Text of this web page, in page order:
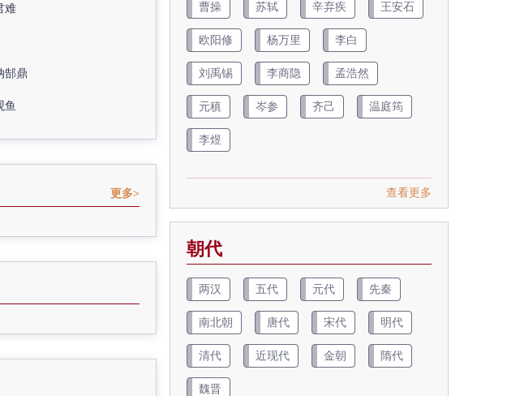
难
郜鼎
鱼
更多>
曹操 苏轼 辛弃疾 王安石
欧阳修 杨万里 李白
刘禹锡 李商隐 孟浩然
元稹 岑参 齐己 温庭筠
李煜
查看更多
朝代
两汉 五代 元代 先秦
南北朝 唐代 宋代 明代
清代 近现代 金朝 隋代
魏晋